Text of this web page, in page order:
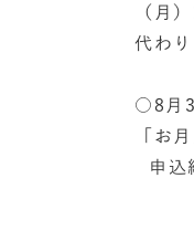
（月
代わ
○8月
「お
申込